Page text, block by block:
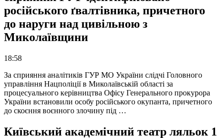
російського ґвалтівника, причетного
до наруги над цивільною з
Миколаївщини
18:58
За сприяння аналітиків ГУР МО України слідчі Головного
управління Нацполіції в Миколаївській області за
процесуального керівництва Офісу Генерального прокурора
України встановили особу російського окупанта, причетного
до скоєння воєнного злочину під …
Київський академічний театр ляльок 1